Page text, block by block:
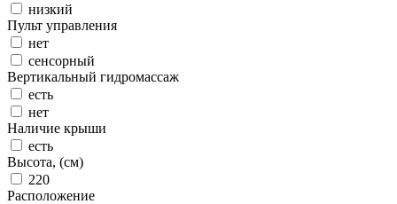
низкий
Пульт управления
нет
сенсорный
Вертикальный гидромассаж
есть
нет
Наличие крыши
есть
Высота, (см)
220
Расположение